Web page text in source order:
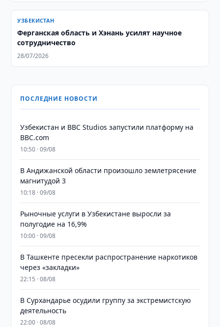
УЗБЕКИСТАН
Ферганская область и Хэнань усилят научное
сотрудничество
28/07/2026
ПОСЛЕДНИЕ НОВОСТИ
Узбекистан и BBC Studios запустили платформу на
BBC.com
10:50 · 09/08
В Андижанской области произошло землетрясение
магнитудой 3
10:18 · 09/08
Рыночные услуги в Узбекистане выросли за
полугодие на 16,9%
10:00 · 09/08
В Ташкенте пресекли распространение наркотиков
через «закладки»
22:15 · 08/08
В Сурхандарье осудили группу за экстремистскую
деятельность
22:00 · 08/08